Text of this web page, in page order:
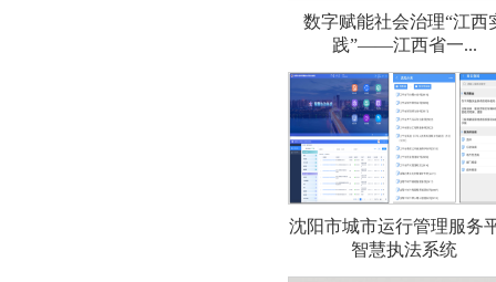
数字赋能社会治理“江西
践”——江西省一...
沈阳市城市运行管理服务
智慧执法系统